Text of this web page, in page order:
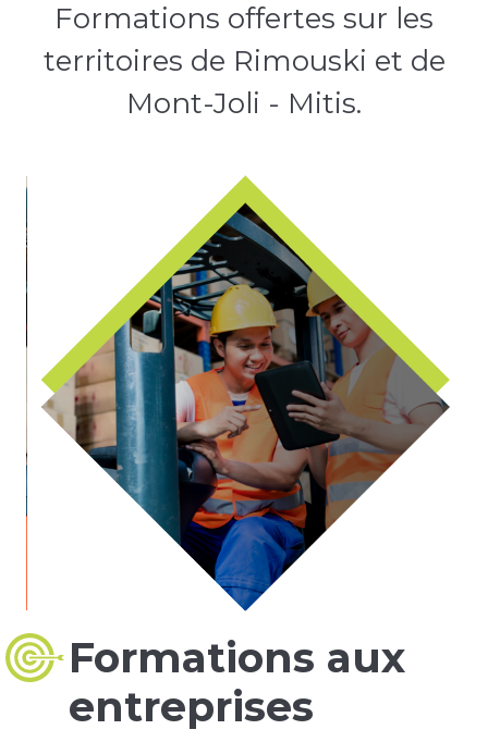
Formations offertes sur les
territoires de Rimouski et de
Mont-Joli - Mitis.
Formations aux
entreprises